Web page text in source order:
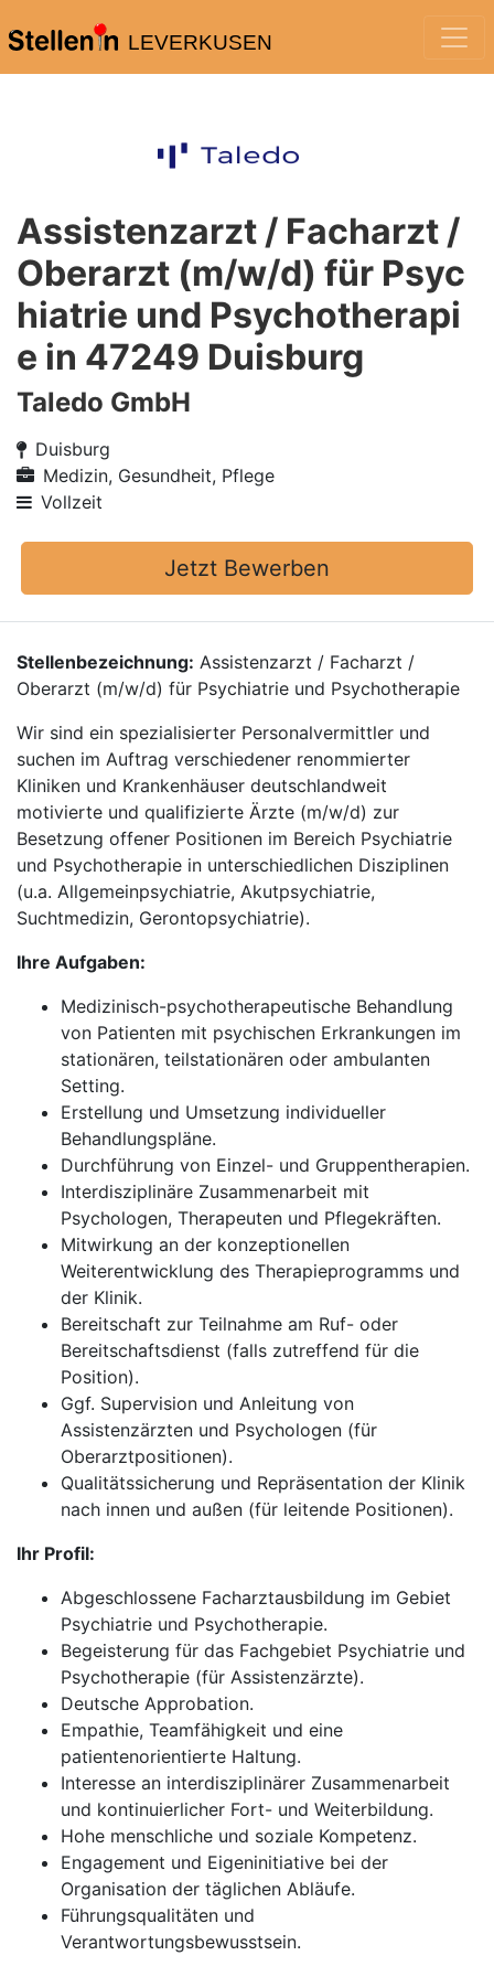
LEVERKUSEN
Assistenzarzt / Facharzt /
Oberarzt (m/w/d) für Psyc
hiatrie und Psychotherapi
e in 47249 Duisburg
Taledo GmbH
Duisburg
Medizin, Gesundheit, Pflege
Vollzeit
Jetzt Bewerben
Stellenbezeichnung: Assistenzarzt / Facharzt /
Oberarzt (m/w/d) für Psychiatrie und Psychotherapie
Wir sind ein spezialisierter Personalvermittler und
suchen im Auftrag verschiedener renommierter
Kliniken und Krankenhäuser deutschlandweit
motivierte und qualifizierte Ärzte (m/w/d) zur
Besetzung offener Positionen im Bereich Psychiatrie
und Psychotherapie in unterschiedlichen Disziplinen
(u.a. Allgemeinpsychiatrie, Akutpsychiatrie,
Suchtmedizin, Gerontopsychiatrie).
Ihre Aufgaben:
Medizinisch-psychotherapeutische Behandlung
von Patienten mit psychischen Erkrankungen im
stationären, teilstationären oder ambulanten
Setting.
Erstellung und Umsetzung individueller
Behandlungspläne.
Durchführung von Einzel- und Gruppentherapien.
Interdisziplinäre Zusammenarbeit mit
Psychologen, Therapeuten und Pflegekräften.
Mitwirkung an der konzeptionellen
Weiterentwicklung des Therapieprogramms und
der Klinik.
Bereitschaft zur Teilnahme am Ruf- oder
Bereitschaftsdienst (falls zutreffend für die
Position).
Ggf. Supervision und Anleitung von
Assistenzärzten und Psychologen (für
Oberarztpositionen).
Qualitätssicherung und Repräsentation der Klinik
nach innen und außen (für leitende Positionen).
Ihr Profil:
Abgeschlossene Facharztausbildung im Gebiet
Psychiatrie und Psychotherapie.
Begeisterung für das Fachgebiet Psychiatrie und
Psychotherapie (für Assistenzärzte).
Deutsche Approbation.
Empathie, Teamfähigkeit und eine
patientenorientierte Haltung.
Interesse an interdisziplinärer Zusammenarbeit
und kontinuierlicher Fort- und Weiterbildung.
Hohe menschliche und soziale Kompetenz.
Engagement und Eigeninitiative bei der
Organisation der täglichen Abläufe.
Führungsqualitäten und
Verantwortungsbewusstsein.